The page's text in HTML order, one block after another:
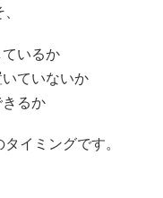
いるか
ていないか
るか
イミングです。